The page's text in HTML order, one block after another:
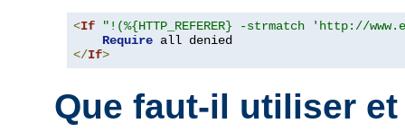
<If
"!(%{HTTP_REFERER} -strmatch 'http://
Require
</If>
Que faut-il utiliser